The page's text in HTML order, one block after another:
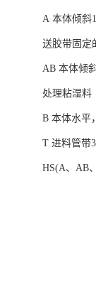
A 本体倾斜
送胶带固定
AB 本体倾
处理粘湿料
B 本体水平
T 进料管带
HS(A、AB